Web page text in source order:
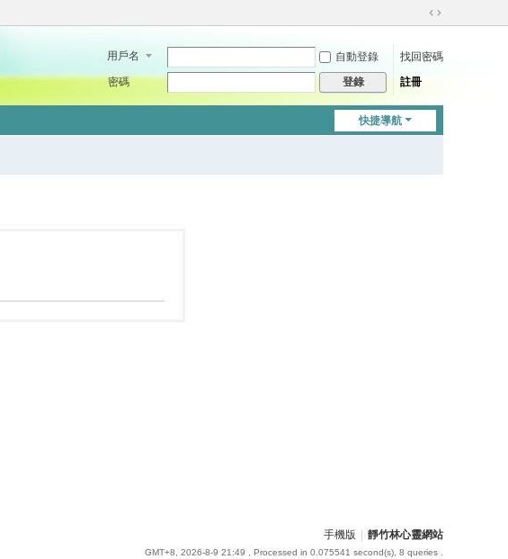
切
到
用戶名 自動登錄
找回密碼
密碼
登錄 註冊
快捷導航
手機版 靜竹林心靈網站
GMT+8, 2026-8-9 21:49 , Processed in 0.075541 second(s), 8 queries .